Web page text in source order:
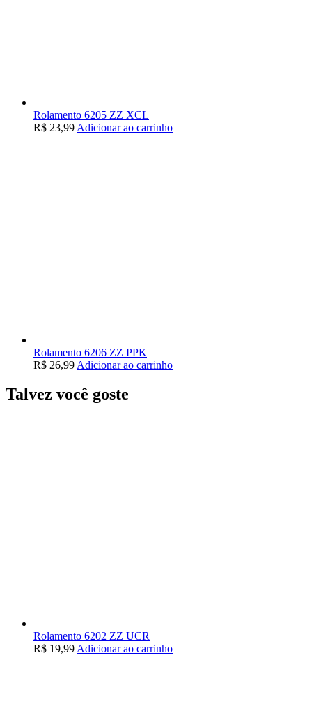
Rolamento 6205 ZZ XCL
R$ 23,99 Adicionar ao carrinho
Rolamento 6206 ZZ PPK
R$ 26,99 Adicionar ao carrinho
Talvez você goste
Rolamento 6202 ZZ UCR
R$ 19,99 Adicionar ao carrinho